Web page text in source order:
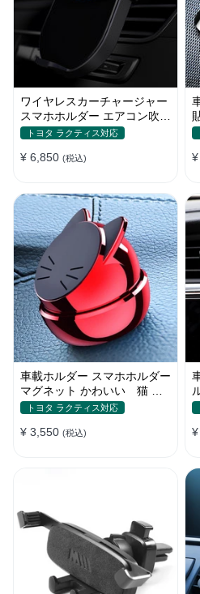
ワイヤレスカーチャージャー
スマホホルダー エアコン吹き
出し口/ 貼り付け
トヨタ ラクティス対応
¥ 6,850 (税込)
車載ホルダー スマホホルダー
マグネット かわいい 猫 全
機種 片手操作
トヨタ ラクティス対応
¥ 3,550 (税込)